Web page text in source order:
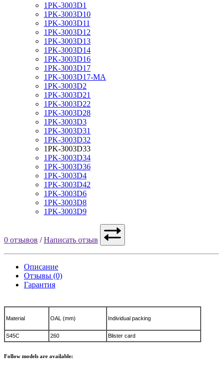
1PK-3003D1
1PK-3003D10
1PK-3003D11
1PK-3003D12
1PK-3003D13
1PK-3003D14
1PK-3003D16
1PK-3003D17
1PK-3003D17-MA
1PK-3003D2
1PK-3003D21
1PK-3003D22
1PK-3003D28
1PK-3003D3
1PK-3003D31
1PK-3003D32
1PK-3003D33
1PK-3003D34
1PK-3003D36
1PK-3003D4
1PK-3003D42
1PK-3003D6
1PK-3003D8
1PK-3003D9
0 отзывов /Написать отзыв
Описание
Отзывы (0)
Гарантия
Material OAL (mm) Individual packing
S45C 260 Blister card
Follow models are available: